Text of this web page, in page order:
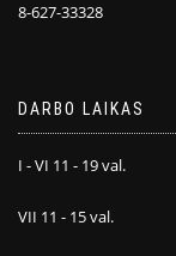
8-627-33328
DARBO LAIKAS
I - VI 11 - 19 val.
VII 11 - 15 val.